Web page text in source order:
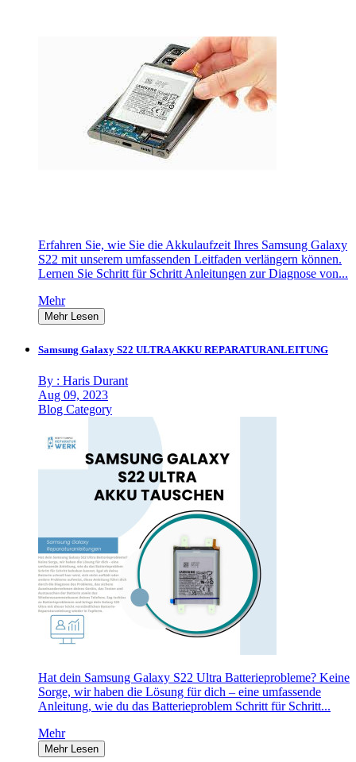
Erfahren Sie, wie Sie die Akkulaufzeit Ihres Samsung Galaxy
S22 mit unserem umfassenden Leitfaden verlängern können.
Lernen Sie Schritt für Schritt Anleitungen zur Diagnose von...
Mehr
Mehr Lesen
Samsung Galaxy S22 ULTRA AKKU REPARATURANLEITUNG
By : Haris Durant
Aug 09, 2023
Blog Category
Hat dein Samsung Galaxy S22 Ultra Batterieprobleme? Keine
Sorge, wir haben die Lösung für dich – eine umfassende
Anleitung, wie du das Batterieproblem Schritt für Schritt...
Mehr
Mehr Lesen